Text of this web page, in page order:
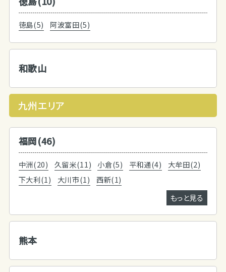
徳島(5) 阿波富田(5)
和歌山
九州エリア
福岡(46)
中洲(20) 久留米(11) 小倉(5) 平和通(4)
大牟田(2)
下大利(1)
大川市(1)
西新(1)
もっと見る
熊本